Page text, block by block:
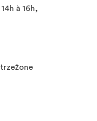
à 16h,